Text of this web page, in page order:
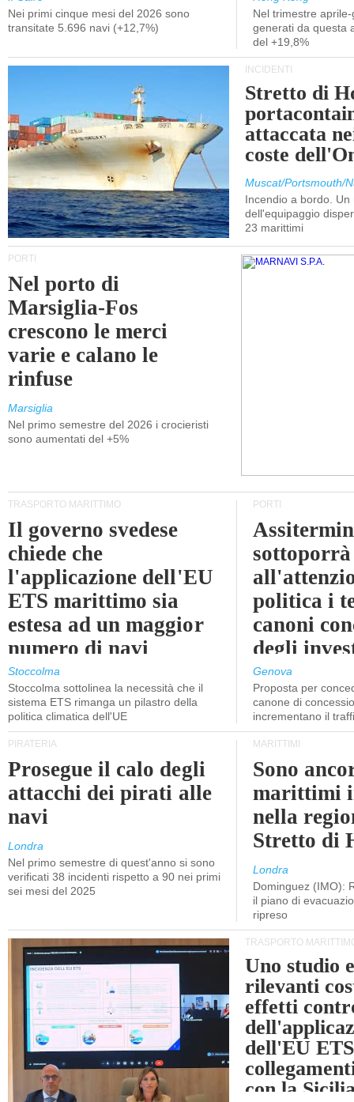
Nei primi cinque mesi del 2026 sono
transitate 5.696 navi (+12,7%)
Nel trimestre
generati da questa
del +19,8%
INCIDENTI
Stretto di
attaccata
coste
Muscat/Portsmouth/
Incendio a bordo. Un
dell'equipaggio
23 marittimi
PORTI
Nel porto di
Marsiglia-Fos
crescono le merci
varie e calano le
rinfuse
Marsiglia
Nel primo semestre del 2026 i crocieristi
sono aumentati del +5%
TRASPORTO MARITTIMO
Il governo svedese
chiede che
l'applicazione dell'EU
ETS marittimo sia
estesa ad un maggior
numero di navi
Stoccolma
Stoccolma sottolinea la necessità che il
sistema ETS rimanga un pilastro della
politica climatica dell'UE
PORTI
sottoporrà
politica i
canoni
degli
Genova
Proposta per
canone di
incrementano il
PIRATERIA
Prosegue il calo degli
attacchi dei pirati alle
navi
Londra
Nel primo semestre di quest'anno si sono
verificati 38 incidenti rispetto a 90 nei primi
sei mesi del 2025
MARITTIMI
Sono
marittimi
nella
Stretto di
Londra
Dominguez (IMO):
il piano di
ripreso
TRASPORTO
Uno studio
rilevanti
effetti
dell'EU
con la